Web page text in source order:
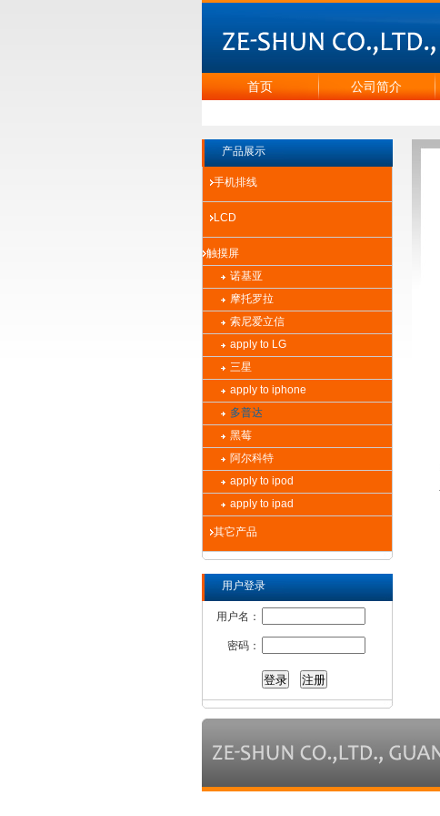
首页 公司简介
产品展示
手机排线
LCD
触摸屏
诺基亚
摩托罗拉
索尼爱立信
apply to LG
三星
apply to iphone
多普达
黑莓
阿尔科特
apply to ipod
apply to ipad
其它产品
用户登录
用户名：
密码：